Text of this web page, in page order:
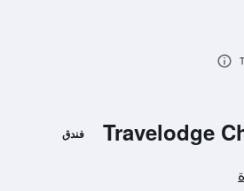
Travelodge فندق